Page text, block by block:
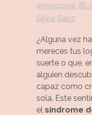
emocional
Silvia Sanz
¿Alguna vez
mereces tus
suerte o que,
alguien
capaz como
sola. Este
el síndrome